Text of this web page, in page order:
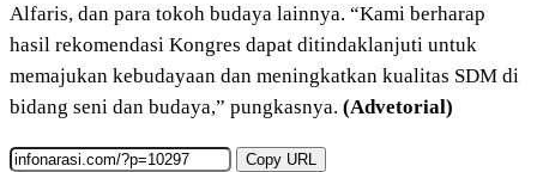
Alfaris, dan para tokoh budaya lainnya. “Kami berharap
hasil rekomendasi Kongres dapat ditindaklanjuti untuk
memajukan kebudayaan dan meningkatkan kualitas SDM di
bidang seni dan budaya,” pungkasnya. (Advetorial)
Copy URL